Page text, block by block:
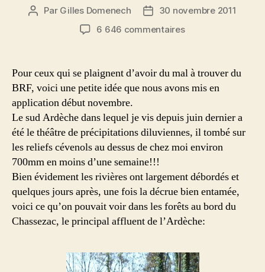
Auteur
Par Gilles Domenech
Date30 novembre 2011
6 646 commentairessur
gratuit
en
Pour ceux qui se plaignent d’avoir du mal à trouver du
BRF, voici une petite idée que nous avons mis en
application début novembre.
Le sud Ardèche dans lequel je vis depuis juin dernier a
été le théâtre de précipitations diluviennes, il tombé sur
les reliefs cévenols au dessus de chez moi environ
700mm en moins d’une semaine!!!
Bien évidement les rivières ont largement débordés et
quelques jours après, une fois la décrue bien entamée,
voici ce qu’on pouvait voir dans les forêts au bord du
Chassezac, le principal affluent de l’Ardèche: